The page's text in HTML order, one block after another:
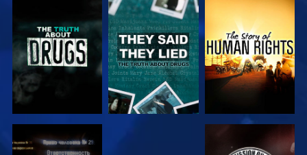
СМОТРЕТЬ СМОТРЕТЬ